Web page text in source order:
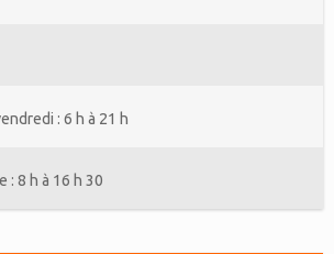
: 6 h à 21 h
: 8 h à 16 h 30